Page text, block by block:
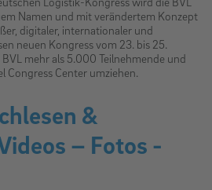
Namen und mit verändertem Konzept
digitaler, internationaler und
neuen Kongress vom 23. bis 25.
mehr als 5.000 Teilnehmende und
Center umziehen.
&
– Fotos -